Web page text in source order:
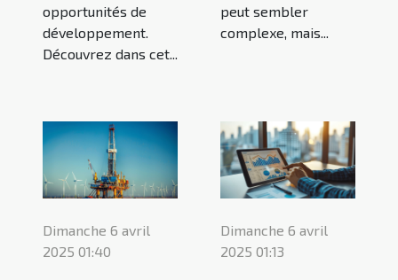
opportunités de
développement.
Découvrez dans cet...
peut sembler
complexe, mais...
Dimanche 6 avril
2025 01:40
Dimanche 6 avril
2025 01:13